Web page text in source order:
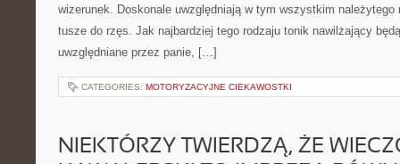
wizerunek. Doskonale uwzględniają w tym wszystkim
tusze do rzęs. Jak najbardziej tego rodzaju tonik nawilżający
uwzględniane przez panie, […]
CATEGORIES: MOTORYZACYJNE CIEKAWOSTKI
NIEKTÓRZY TWIERDZĄ, ŻE